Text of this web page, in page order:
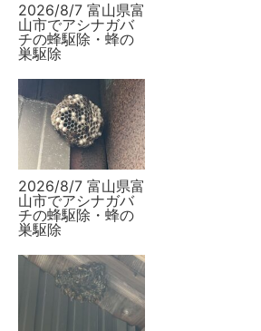
2026/8/7 富山県富
山市でアシナガバ
チの蜂駆除・蜂の
巣駆除
2026/8/7 富山県富
山市でアシナガバ
チの蜂駆除・蜂の
巣駆除